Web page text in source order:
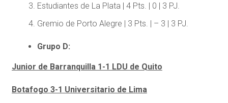
Estudiantes de La Plata | 4 Pts. | 0 | 3 PJ.
Gremio de Porto Alegre | 3 Pts. | – 3 | 3 PJ.
Grupo D:
Junior de Barranquilla 1-1 LDU de Quito
Botafogo 3-1 Universitario de Lima